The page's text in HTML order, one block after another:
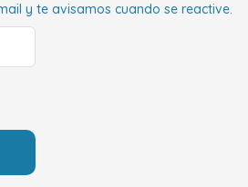
y te avisamos cuando se reactive.